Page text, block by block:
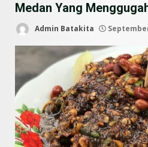
Medan Yang
Admin Batakita